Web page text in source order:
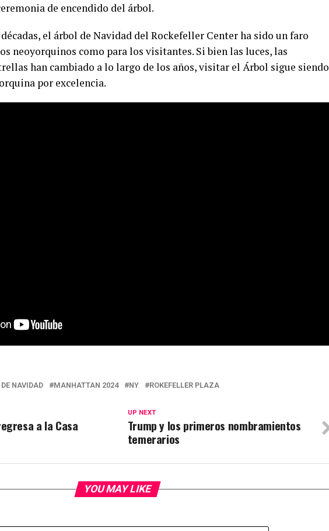
de encendido del árbol.
el árbol de Navidad del Rockefeller Center ha sido un faro
neoyorquinos como para los visitantes. Si bien las luces, las
han cambiado a lo largo de los años, visitar el Árbol sigue siendo
por excelencia.
NAVIDAD MANHATTAN 2024 NY ROKEFELLER PLAZA
UP NEXT
Trump y los primeros nombramientos
temerarios
a la Casa
YOU MAY LIKE